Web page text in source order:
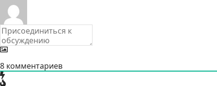
8 комментариев